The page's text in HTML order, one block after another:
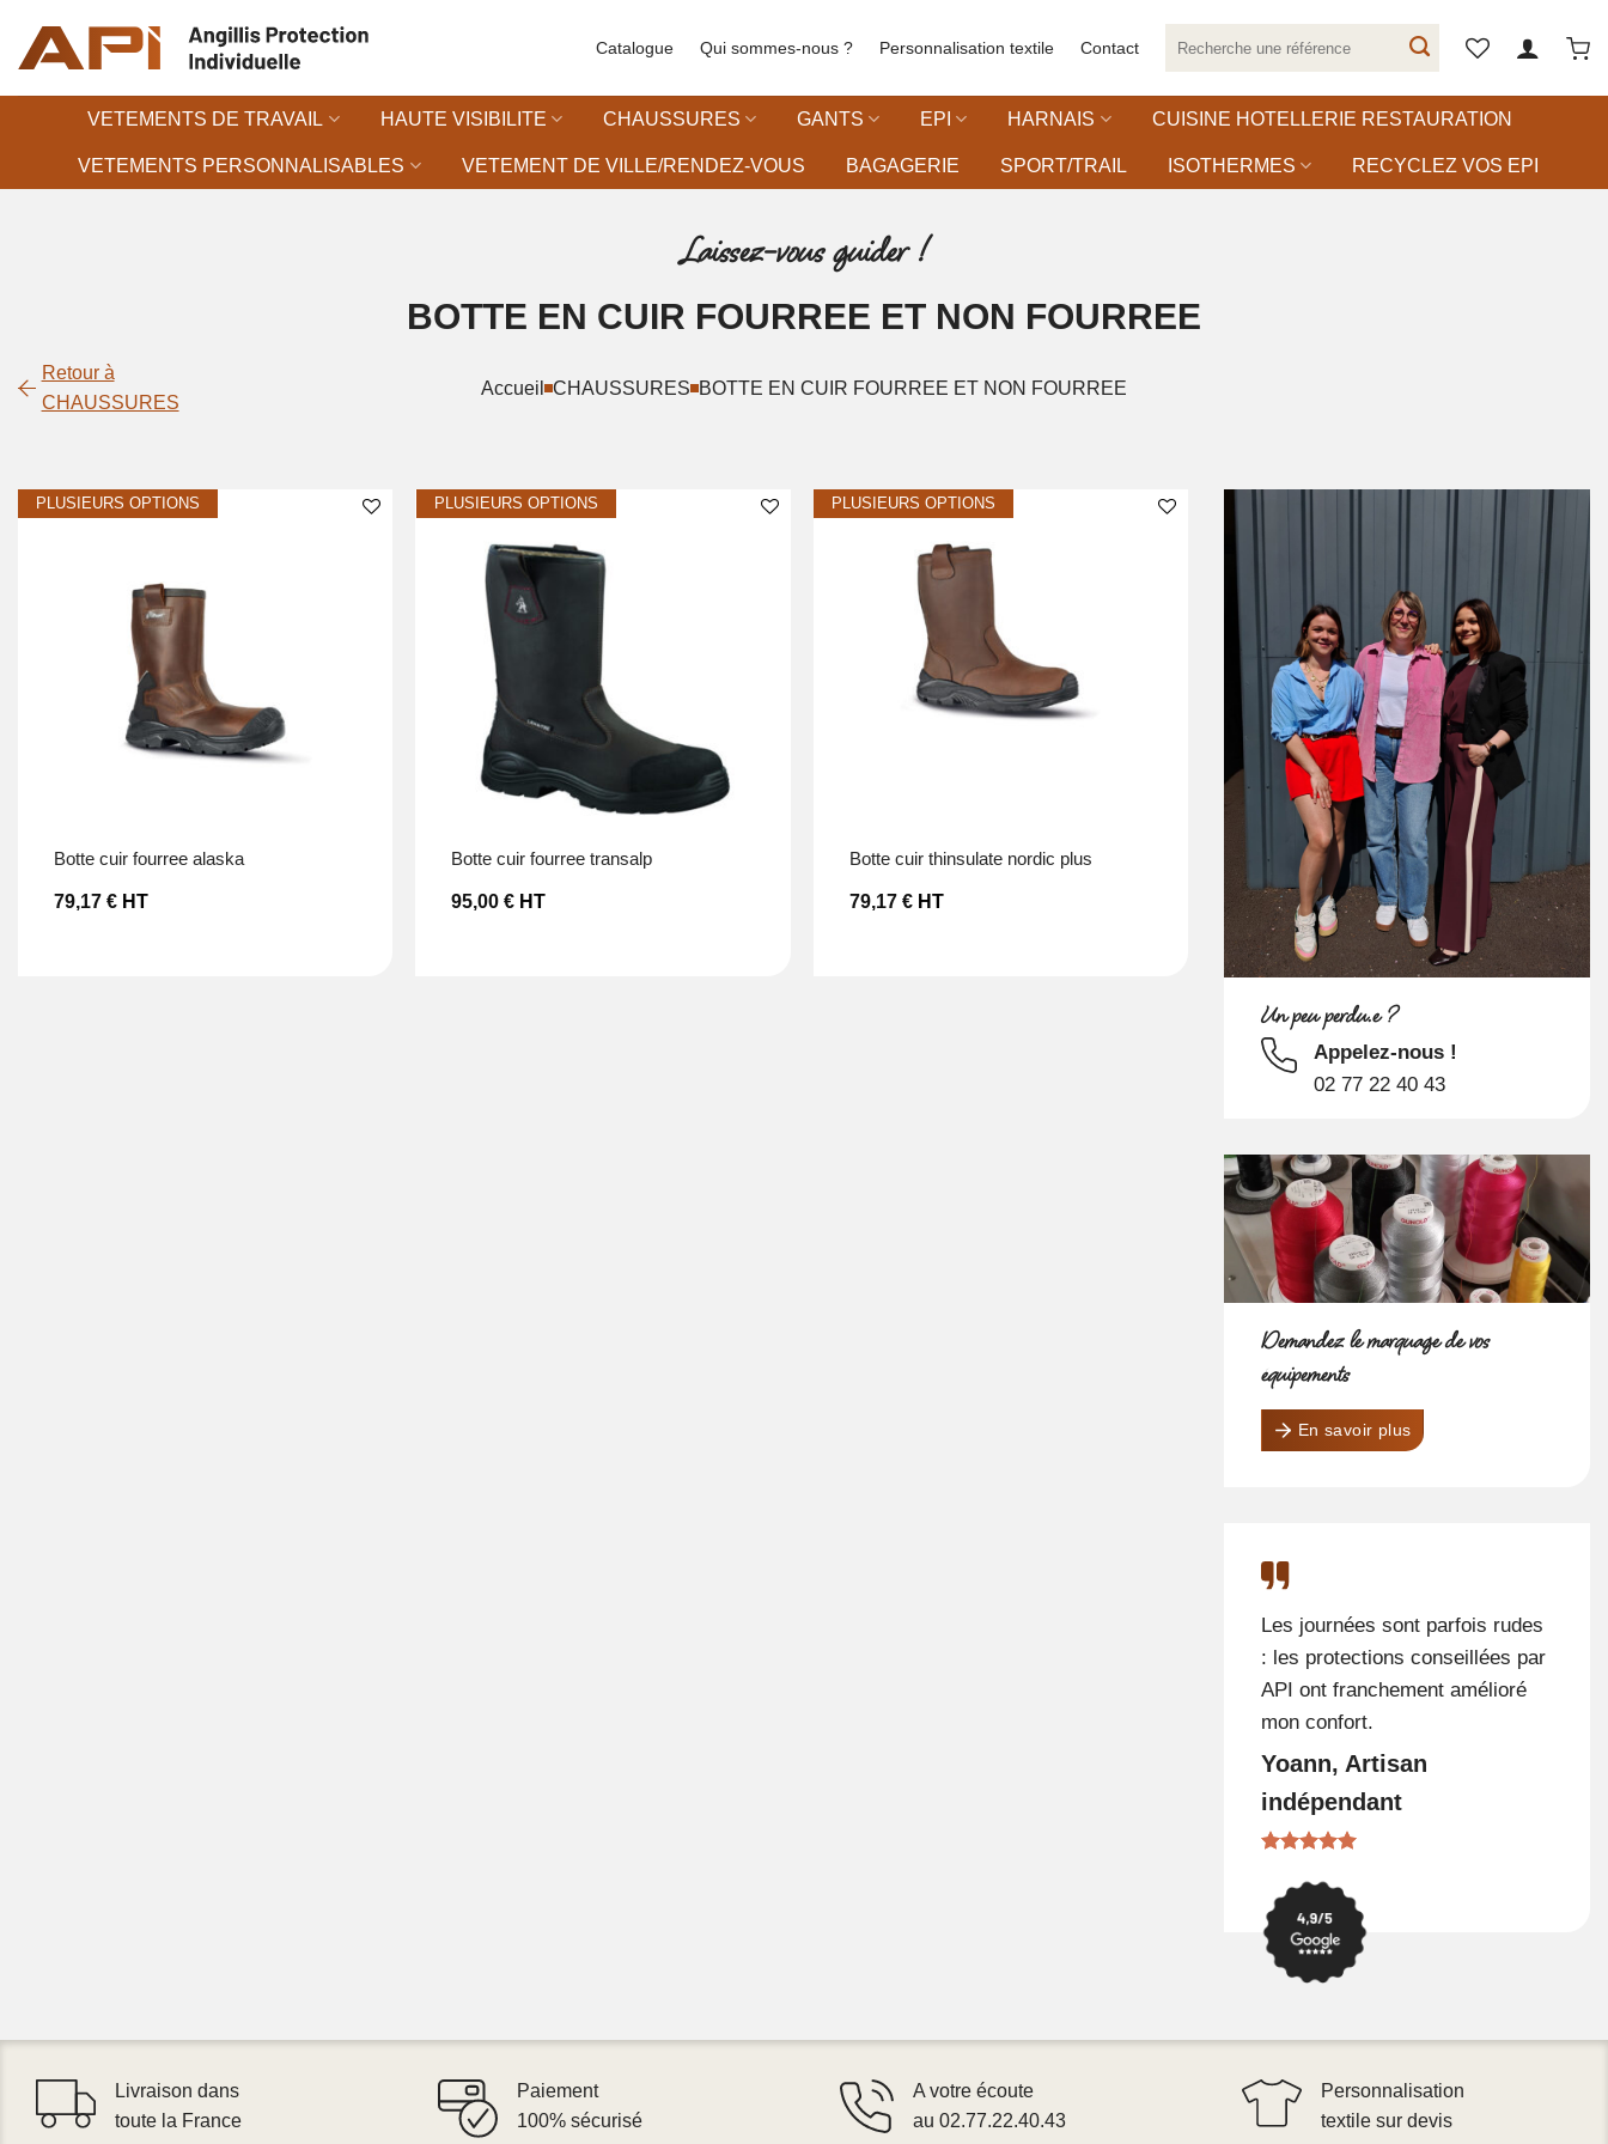
contenu
Catalogue Qui sommes-nous ? Personnalisation textile Contact
pour :
VETEMENTS DE TRAVAIL HAUTE VISIBILITE CHAUSSURES GANTS EPI HARNAIS CUISINE HOTELLERIE RESTAURATION
VETEMENTS PERSONNALISABLES VETEMENT DE VILLE/RENDEZ-VOUS BAGAGERIE SPORT/TRAIL ISOTHERMES RECYCLEZ VOS EPI
Laissez-vous guider !
BOTTE EN CUIR FOURREE ET NON FOURREE
Retour à
CHAUSSURES
Accueil CHAUSSURES BOTTE EN CUIR FOURREE ET NON FOURREE
botte cuir fourree alaska
79,17 €HT
Ajouter à la liste d’envies
botte cuir fourree transalp
95,00€ HT
Ajouter à la liste d’envies
botte cuir thinsulate nordic plus
79,17€ HT
Un peu perdu.e ?
Appelez-nous !
02 77 22 40 43
Demandez le marquage de vos
équipements
En savoir plus
Les journées sont parfois rudes
: les protections conseillées par
API ont franchement amélioré
mon confort.
Yoann, Artisan
indépendant
Livraison dans
toute la France
Paiement
100% sécurisé
A votre écoute
au 02.77.22.40.43
Personnalisation
textile sur devis